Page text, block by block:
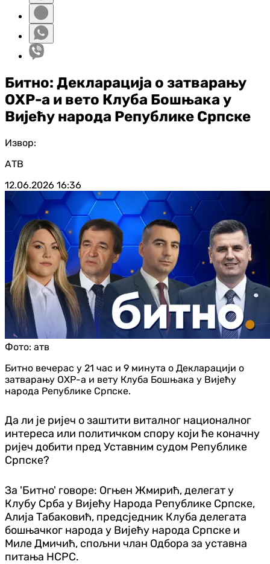
Битно: Декларација о затварању
ОХР-а и вето Клуба Бошњака у
Вијећу народа Републике Српске
Извор:
АТВ
12.06.2026 16:36
Фото: атв
Битно вечерас у 21 час и 9 минута о Декларацији о
затварању ОХР-а и вету Клуба Бошњака у Вијећу
народа Републике Српске.
Да ли је ријеч о заштити виталног националног
интереса или политичком спору који ће коначну
ријеч добити пред Уставним судом Републике
Српске?
За 'Битно' говоре: Огњен Жмирић, делегат у
Клубу Срба у Вијећу Народа Републике Српске,
Алија Табаковић, предсједник Клуба делегата
бошњачког народа у Вијећу народа Српске и
Миле Дмичић, спољни члан Одбора за уставна
питања НСРС.